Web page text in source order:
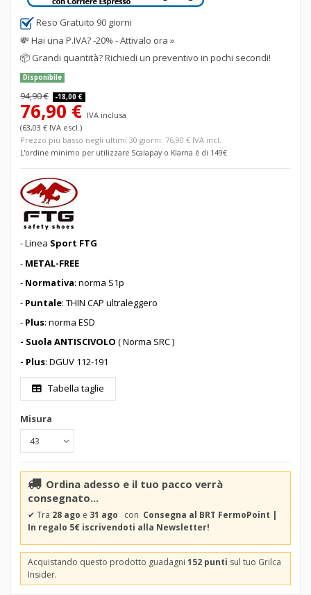
Reso Gratuito 90 giorni
💸Hai una P.IVA? -20% - Attivalo ora »
📦 Grandi quantità? Richiedi un preventivo in pochi secondi!
Disponibile
94,90 € -18,00 €
76,90 € IVA inclusa
(63,03 € IVA escl.)
Prezzo più basso negli ultimi 30 giorni: 76,90 € IVA incl.
L'ordine minimo per utilizzare Scalapay o Klarna è di 149€
- Linea Sport FTG
- METAL-FREE
- Normativa: norma S1p
- Puntale: THIN CAP ultraleggero
- Plus: norma ESD
- Suola ANTISCIVOLO ( Norma SRC )
- Plus: DGUV 112-191
Tabella taglie
Misura
Ordina adesso e il tuo pacco verrà
consegnato...
✔ Tra 28 ago e 31 ago con Consegna al BRT FermoPoint |
In regalo 5€ iscrivendoti alla Newsletter!
Acquistando questo prodotto guadagni 152 punti sul tuo Grilca
Insider.